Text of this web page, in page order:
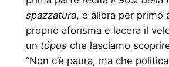
spazzatura, e allora per primo
proprio aforisma e lacera il
un tópos che lasciamo
“Non c’è paura, ma che